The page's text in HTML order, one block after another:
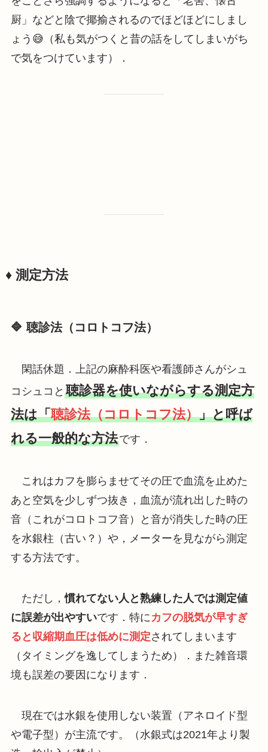
厨」などと陰で揶揄されるのでほどほどにしまし
ょう😅（私も気がつくと昔の話をしてしまいがち
で気をつけています）．
♦️ 測定方法
🔷 聴診法（コロトコフ法）
閑話休題．上記の麻酔科医や看護師さんがシュ
コシュコと 聴診器を使いながらする測定方
法は「聴診法（コロトコフ法）」と呼ば
れる一般的な方法です．
これはカフを膨らませてその圧で血流を止めた
あと空気を少しずつ抜き，血流が流れ出した時の
音（これがコロトコフ音）と音が消失した時の圧
を水銀柱（古い？）や，メーターを見ながら測定
する方法です。
ただし，慣れてない人と熟練した人では測定値
に誤差が出やすいです．特にカフの脱気が早すぎ
ると収縮期血圧は低めに測定されてしまいます
（タイミングを逸してしまうため）．また雑音環
境も誤差の要因になります．
現在では水銀を使用しない装置（アネロイド型
や電子型）が主流です。（水銀式は2021年より製